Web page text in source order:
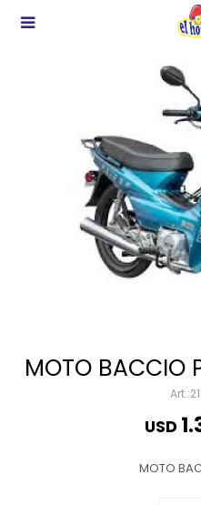

MOTO BACCIO
USD
MOTO